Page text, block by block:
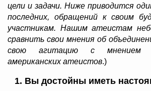
цели и задачи. Ниже приводится
последних, обращений к своим
участникам. Нашим атеистам
сравнить свои мнения об
свою агитацию с мнением
американских атеистов.)
1. Вы достойны иметь